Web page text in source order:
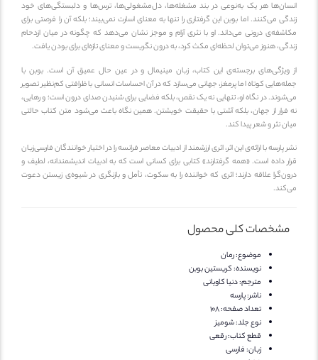
هر یک به‌نوعی در بند مشغله‌ها، دل‌مشغولی‌ها، ترس‌ها و دلبستگی‌های خود
می‌کنند. اما بوبن این گرفتاری را تنها به معنای اسارت نمی‌بیند؛ بلکه آن را فرصتی برای
درونی می‌داند. او با نثری آرام و موجز نشان می‌دهد که چگونه در میان ازدحام
هنوز می‌توان لحظه‌ای مکث کرد، به درون نگریست و معنای تازه‌ای برای بودن یافت.
ویژگی‌های برجسته‌ی این کتاب، زبان مینیمال و در عین حال عمیق آن است. بوبن با
کوتاه اما پرمغز، جهانی می‌سازد که در آن احساسات انسانی با ظرافتی کم‌نظیر تصویر
در نگاه او، تنهایی نه یک نقص، بلکه فضایی برای شنیدن صدای درون است؛ و رهایی،
فرار از جهان، بلکه آشتی با حقیقت خویشتن. همین نگاه باعث می‌شود متن کتاب حالتی
نثر و شعر پیدا کند.
پارسه با ارائه‌ی این اثر، اثری ارزشمند از ادبیات معاصر فرانسه را در اختیار خوانندگان فارسی‌زبان
داده است. «همه گرفتارند» کتابی برای کسانی است که به ادبیات اندیشمندانه، لطیف و
علاقه دارند؛ اثری که خواننده را به سکوت، تأمل و بازنگری در شیوه‌ی زیستن دعوت
مشخصات کلی محصول
موضوع:رمان
نویسنده:کریستین بوبن
مترجم: دنیا کاویانی
ناشر:پارسه
تعداد صفحه:108
نوع جلد:شومیز
قطع کتاب:رقعی
زبان:فارسی